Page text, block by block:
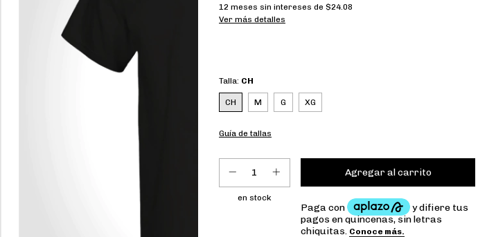
12 meses sin intereses de $24.08
Ver más detalles
Talla:CH
CH M G XG